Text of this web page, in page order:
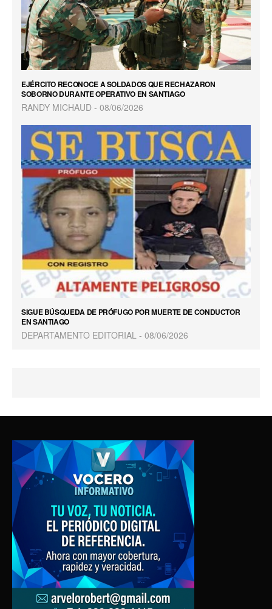
EJÉRCITO RECONOCE A SOLDADOS QUE RECHAZARON
SOBORNO DURANTE OPERATIVO EN SANTIAGO
RANDY MICHAUD 08/06/2026
SIGUE BÚSQUEDA DE PRÓFUGO POR MUERTE DE CONDUCTOR
EN SANTIAGO
DEPARTAMENTO EDITORIAL 08/06/2026